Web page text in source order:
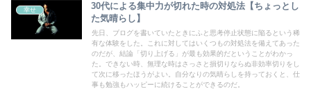
幸せ
30代による集中力が切れた時の対処法【ちょっとし
た気晴らし】
先日、ブログを書いていたときにふと思考停止状態に陥るという稀
有な体験をした。これに対してはいくつもの対処法を備えてあった
のだが、結論「切り上げる」が最も効果的だということがわかっ
た。できない時、無理な時はさっさと損切りならぬ非効率切りをし
て次に移ったほうがよい。自分なりの気晴らしを持っておくと、仕
事も勉強もハッピーに続けることができるのだ。